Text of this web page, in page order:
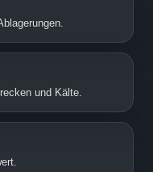
und Kälte.